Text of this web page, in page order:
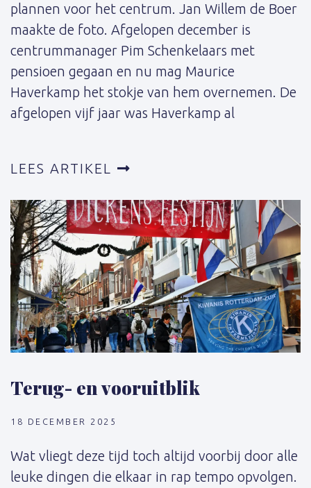
plannen voor het centrum. Jan Willem de Boer
maakte de foto. Afgelopen december is
centrummanager Pim Schenkelaars met
pensioen gegaan en nu mag Maurice
Haverkamp het stokje van hem overnemen. De
afgelopen vijf jaar was Haverkamp al
LEES ARTIKEL
Terug- en vooruitblik
18 DECEMBER 2025
Wat vliegt deze tijd toch altijd voorbij door alle
leuke dingen die elkaar in rap tempo opvolgen.